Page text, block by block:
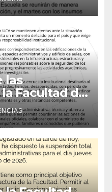
las
Facultad de